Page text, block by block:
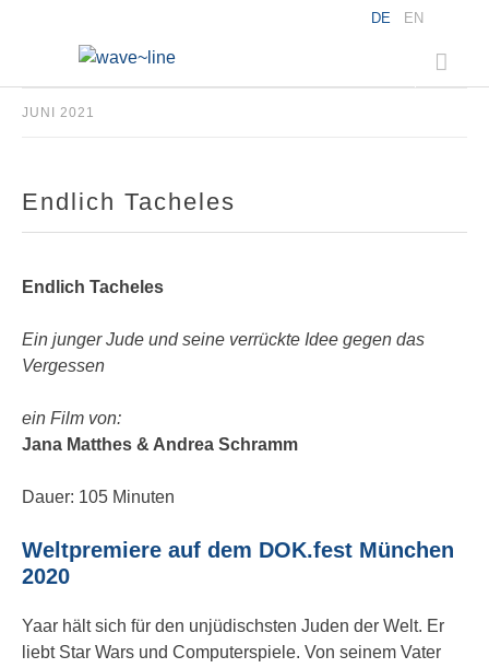
DE EN
JUNI 2021
Endlich Tacheles
Endlich Tacheles
Ein junger Jude und seine verrückte Idee gegen das
Vergessen
ein Film von:
Jana Matthes & Andrea Schramm
Dauer: 105 Minuten
Weltpremiere auf dem DOK.fest München
2020
Yaar hält sich für den unjüdischsten Juden der Welt. Er
liebt Star Wars und Computerspiele. Von seinem Vater